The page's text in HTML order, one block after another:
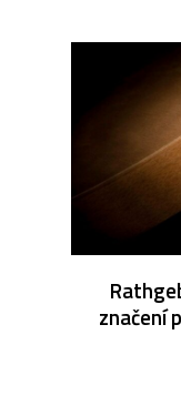
značení